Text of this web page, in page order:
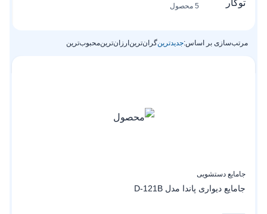
5 محصول
مرتب‌سازی بر اساس:جدیدترینگران‌ترین ارزان‌ترینمحبوب‌ترین
جامایع دستشویی
جامایع دیواری پاندا مدل D-121B